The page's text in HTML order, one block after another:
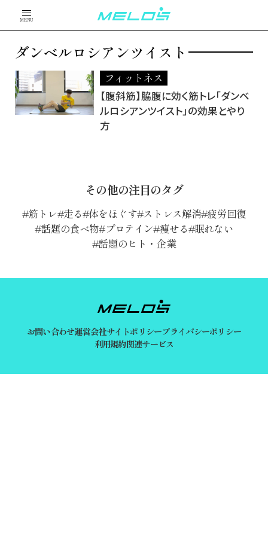
MENU
ダンベルロシアンツイスト
フィットネス
【腹斜筋】脇腹に効く筋トレ「ダンベ
ルロシアンツイスト」の効果とやり
方
その他の注目のタグ
筋トレ 走る 体をほぐす ストレス解消 疲労回復
話題の食べ物 プロテイン 痩せる 眠れない
話題のヒト・企業
お問い合わせ運営会社サイトポリシープライバシーポリシー
利用規約関連サービス